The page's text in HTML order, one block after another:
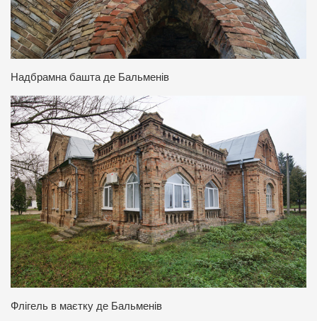
Надбрамна башта де Бальменів
Флігель в маєтку де Бальменів